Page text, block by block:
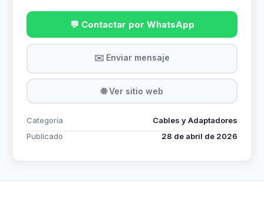
💬 Contactar por WhatsApp
✉️ Enviar mensaje
🌐 Ver sitio web
Categoría
Cables y Adaptadores
Publicado
28 de abril de 2026